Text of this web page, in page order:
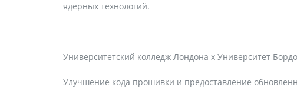
ядерных технологий.
Университетский колледж Лондона x Университет
Улучшение кода прошивки и предоставление